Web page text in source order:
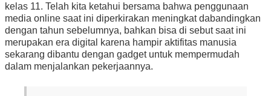
kelas 11. Telah kita ketahui bersama bahwa penggunaan
media online saat ini diperkirakan meningkat dabandingkan
dengan tahun sebelumnya, bahkan bisa di sebut saat ini
merupakan era digital karena hampir aktifitas manusia
sekarang dibantu dengan gadget untuk mempermudah
dalam menjalankan pekerjaannya.